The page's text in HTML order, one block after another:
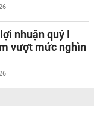
nhuận quý I
vượt mức nghìn